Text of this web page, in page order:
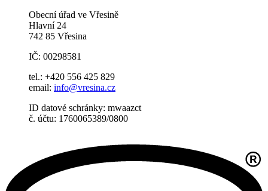
Obecní úřad ve Vřesině
Hlavní 24
742 85 Vřesina
IČ: 00298581
tel.: +420 556 425 829
email: info@vresina.cz
ID datové schránky: mwaazct
č. účtu: 1760065389/0800